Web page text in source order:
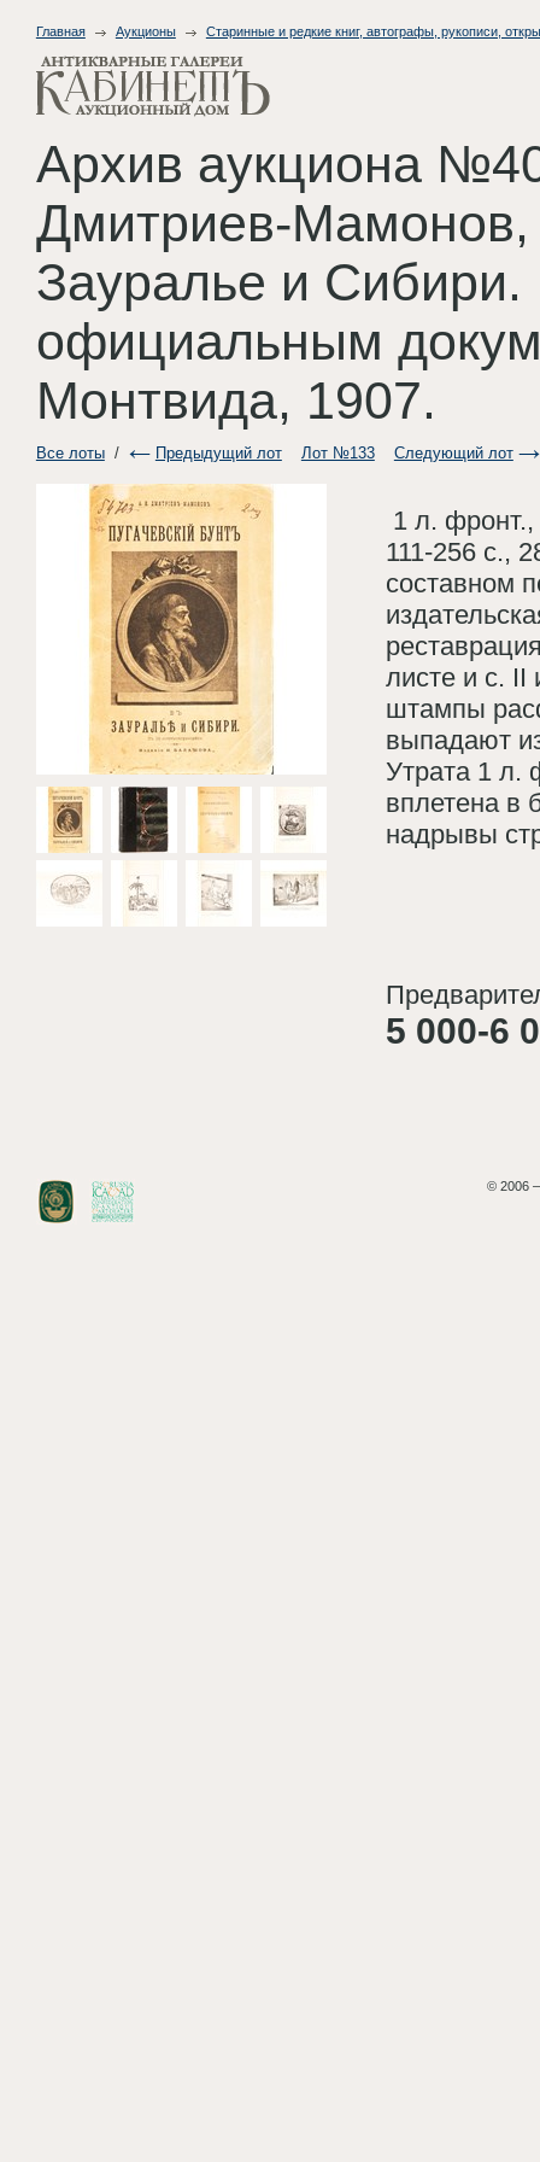
Главная Аукционы Старинные и редкие книг, автографы, рукописи,
Архив аукциона
Дмитриев-Мамонов,
Зауралье и Сибири.
официальным
Монтвида, 1907.
Все лоты/ Предыдущий лот Лот №133 Следующий лот
1 л. фронт.,
111-256 с.,
составном
листе и с.
штампы
выпадают
Утрата 1 л.
вплетена в
надрывы
5 000-6
© 2006